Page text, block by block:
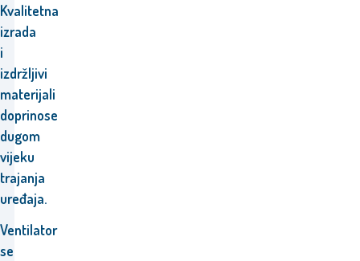
Kvalitetna
izrada
i
izdržljivi
materijali
doprinose
dugom
vijeku
trajanja
uređaja.
Ventilator
se